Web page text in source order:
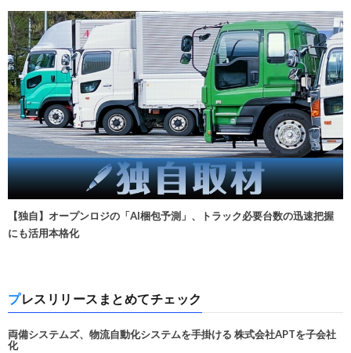
【独自】オープンロジの「AI梱包予測」、トラック必要台数の迅速把握
にも活用本格化
プレスリリースまとめてチェック
両備システムズ、物流自動化システムを手掛ける 株式会社APTを子会社
化